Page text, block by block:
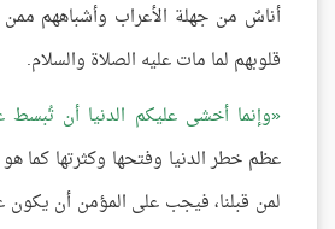
أناسٌ من جهلة الأعراب وأشباههم
قلوبهم لما مات عليه الصلاة والسلام.
وإنما أخشى عليكم الدنيا أن تُبسط
عظم خطر الدنيا وفتحها وكثرتها كما هو
لمن قبلنا، فيجب على المؤمن أن يكون